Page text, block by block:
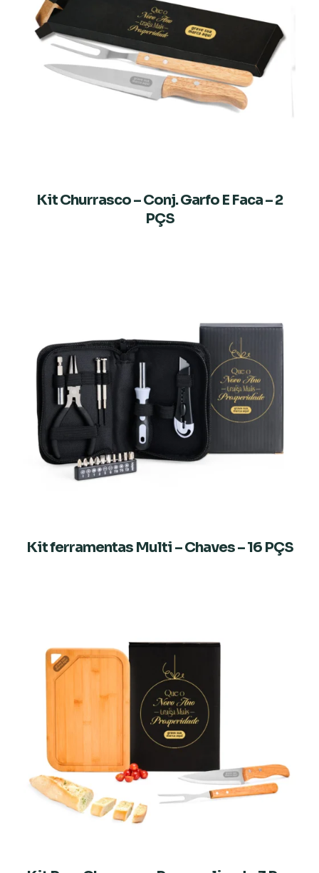
Kit Churrasco – Conj. Garfo E Faca – 2
PÇS
Kit ferramentas Multi – Chaves – 16 PÇS